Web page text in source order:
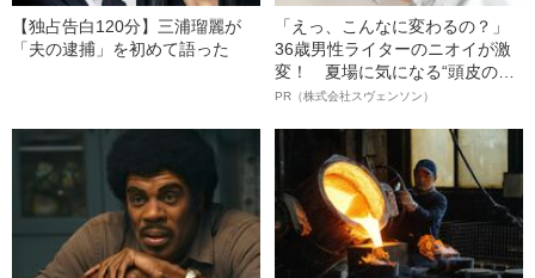
【独占告白120分】三浦瑠麗が
「夫の逮捕」を初めて語った
「えっ、こんなに変わるの？」
36歳男性ライターのニオイが激
変！ 夏場に気になる“頭皮のニ
オイ”や“ベタつき”を解消す
ト”が生み出した徹底ケアとは
PR（株式会社スヴェンソン）